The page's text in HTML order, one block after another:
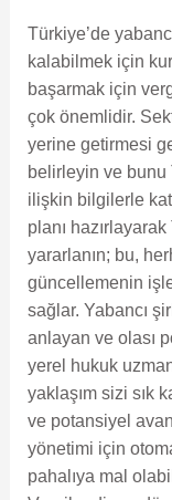
Türkiye’de
kalabilmek için
başarmak için
çok önemlidir.
yerine getirmesi
belirleyin ve bunu
ilişkin bilgilerle
planı
yararlanın; bu,
güncellemenin
sağlar. Yabancı
anlayan ve olası
yerel hukuk
yaklaşım sizi sık
ve potansiyel
yönetimi için
pahalıya mal